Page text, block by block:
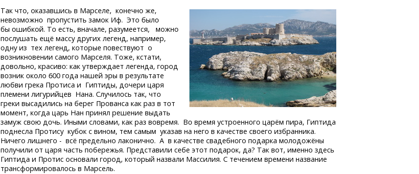
Так что, оказавшись в Марселе, конечно же,
невозможно пропустить замок Иф. Это было
бы ошибкой. То есть, вначале, разумеется, можно
послушать ещё массу других легенд, например,
одну из тех легенд, которые повествуют о
возникновении самого Марселя. Тоже, кстати,
довольно, красиво: как утверждает легенда, город
возник около 600 года нашей эры в результате
любви грека Протиса и Гиптиды, дочери царя
племени лигурийцев Нана. Случилось так, что
греки высадились на берег Прованса как раз в тот
момент, когда царь Нан принял решение выдать
замуж свою дочь. Иными словами, как раз вовремя. Во время устроенного царём пира, Гиптида
поднесла Протису кубок с вином, тем самым указав на него в качестве своего избранника.
Ничего лишнего - всё предельно лаконично. А в качестве свадебного подарка молодожёны
получили от царя часть побережья. Представили себе этот подарок, да? Так вот, именно здесь
Гиптида и Протис основали город, который назвали Массилия. С течением времени название
трансформировалось в Марсель.